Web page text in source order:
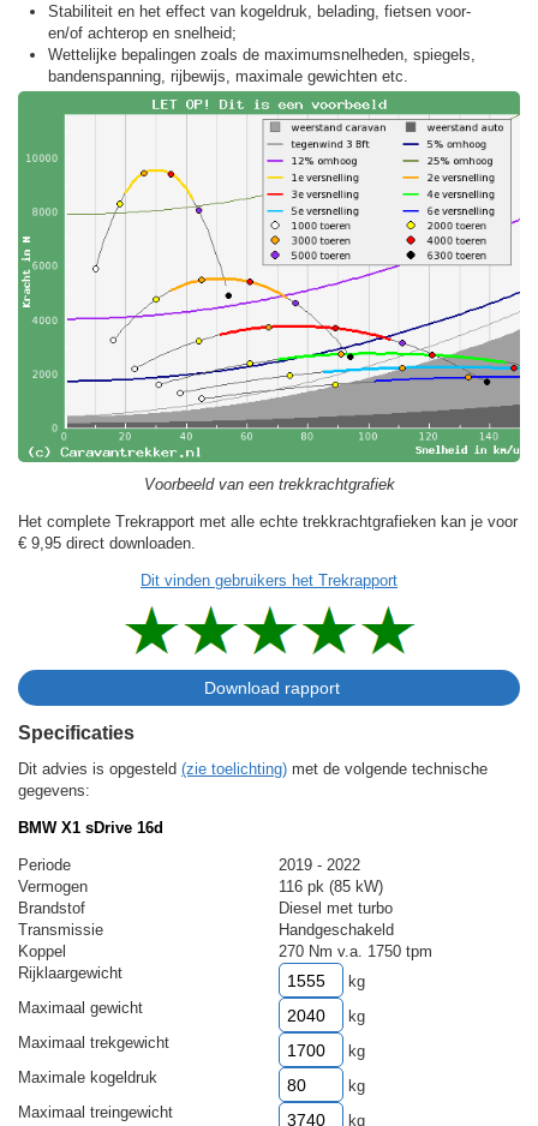
Stabiliteit en het effect van kogeldruk, belading, fietsen voor-
en/of achterop en snelheid;
Wettelijke bepalingen zoals de maximumsnelheden, spiegels,
bandenspanning, rijbewijs, maximale gewichten etc.
Voorbeeld van een trekkrachtgrafiek
Het complete Trekrapport met alle echte trekkrachtgrafieken kan je voor
€ 9,95 direct downloaden.
Dit vinden gebruikers het Trekrapport
Specificaties
Dit advies is opgesteld (zie toelichting) met de volgende technische
gegevens:
BMW X1 sDrive 16d
Periode
2019 - 2022
Vermogen
116 pk (85 kW)
Brandstof
Diesel met turbo
Transmissie
Handgeschakeld
Koppel
270 Nm v.a. 1750 tpm
Rijklaargewicht
kg
Maximaal gewicht
kg
Maximaal trekgewicht
kg
Maximale kogeldruk
kg
Maximaal treingewicht
kg